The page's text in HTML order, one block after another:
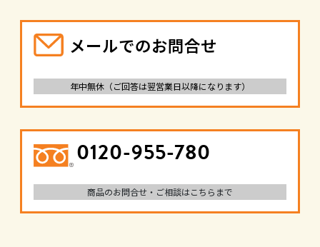
メールでのお問合せ
年中無休（ご回答は翌営業日以降になります）
0120-955-780
商品のお問合せ・ご相談はこちらまで